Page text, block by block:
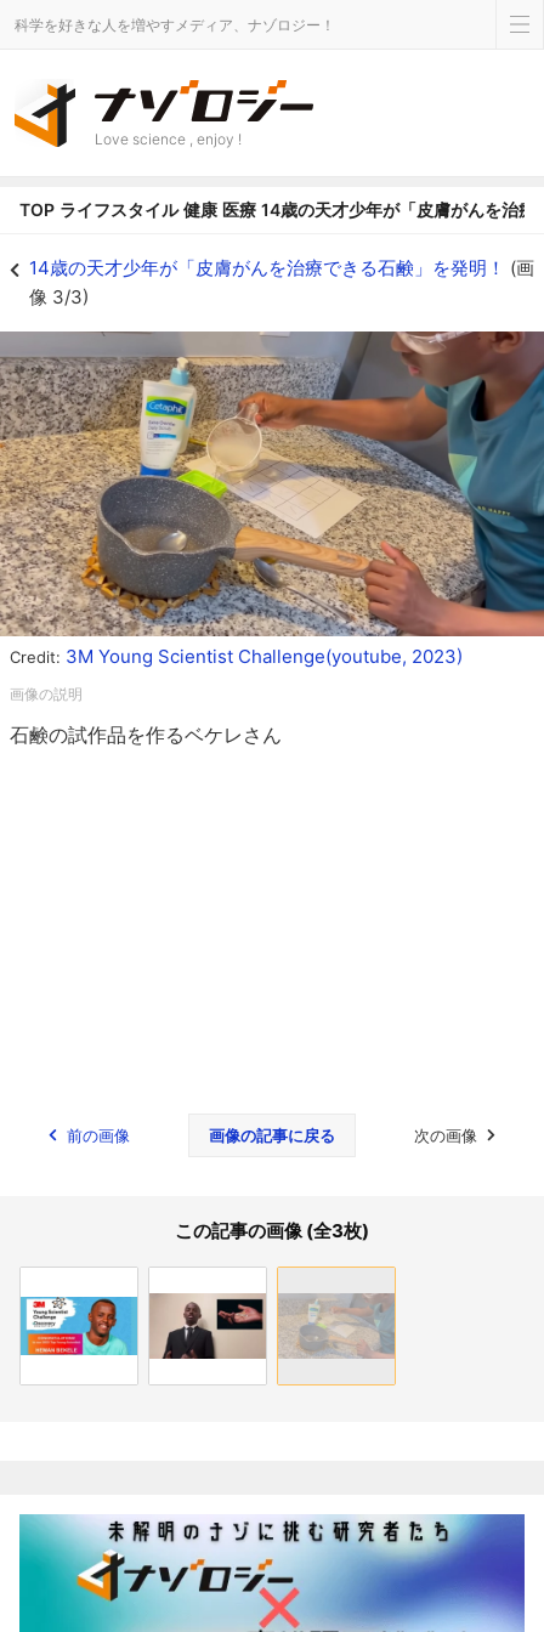
科学を好きな人を増やすメディア、ナゾロジー！
Love science , enjoy !
TOP ライフスタイル 健康 医療 14歳の天才少年が「皮膚がんを治療
14歳の天才少年が「皮膚がんを治療できる石鹸」を発明！ (画
像 3/3)
Credit: 3M Young Scientist Challenge(youtube, 2023)
石鹸の試作品を作るベケレさん
前の画像 画像の記事に戻る 次の画像
この記事の画像 (全3枚)